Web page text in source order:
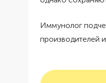
Иммунолог
производителей